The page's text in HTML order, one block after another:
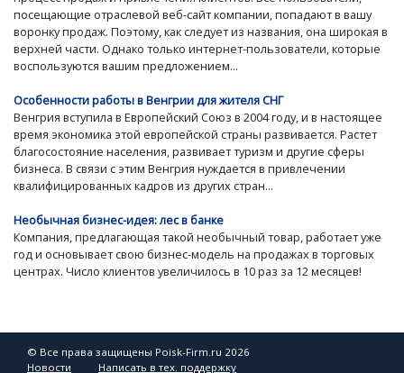
посещающие отраслевой веб-сайт компании, попадают в вашу
воронку продаж. Поэтому, как следует из названия, она широкая в
верхней части. Однако только интернет-пользователи, которые
воспользуются вашим предложением...
Особенности работы в Венгрии для жителя СНГ
Венгрия вступила в Европейский Союз в 2004 году, и в настоящее
время экономика этой европейской страны развивается. Растет
благосостояние населения, развивает туризм и другие сферы
бизнеса. В связи с этим Венгрия нуждается в привлечении
квалифицированных кадров из других стран...
Необычная бизнес-идея: лес в банке
Компания, предлагающая такой необычный товар, работает уже
год и основывает свою бизнес-модель на продажах в торговых
центрах. Число клиентов увеличилось в 10 раз за 12 месяцев!
© Все права защищены Poisk-Firm.ru 2026
Новости
Написать в тех. поддержку